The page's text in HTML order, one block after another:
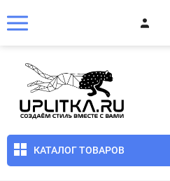
КАТАЛОГ ТОВАРОВ